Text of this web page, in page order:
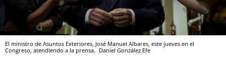
El ministro de Asuntos Exteriores, José Manuel Albares, este jueves en el
Congreso, atendiendo a la prensa. Daniel González Efe